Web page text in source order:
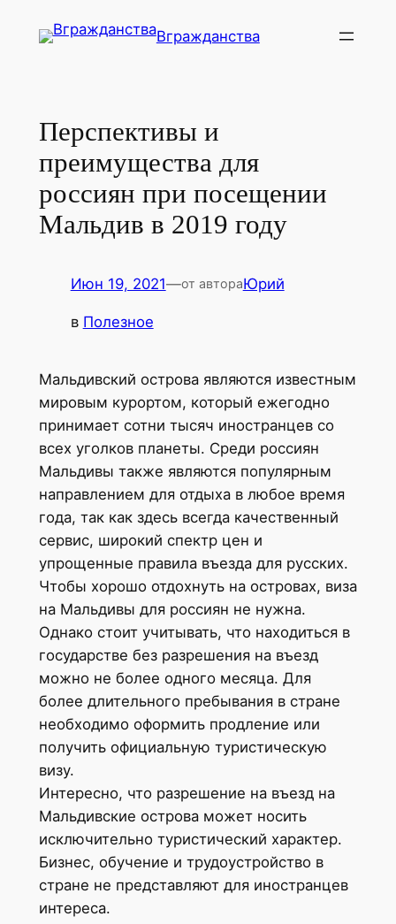
Вгражданства
Перспективы и
преимущества для
россиян при посещении
Мальдив в 2019 году
Июн 19, 2021—от автораЮрий
в Полезное
Мальдивский острова являются известным
мировым курортом, который ежегодно
принимает сотни тысяч иностранцев со
всех уголков планеты. Среди россиян
Мальдивы также являются популярным
направлением для отдыха в любое время
года, так как здесь всегда качественный
сервис, широкий спектр цен и
упрощенные правила въезда для русских.
Чтобы хорошо отдохнуть на островах, виза
на Мальдивы для россиян не нужна.
Однако стоит учитывать, что находиться в
государстве без разрешения на въезд
можно не более одного месяца. Для
более длительного пребывания в стране
необходимо оформить продление или
получить официальную туристическую
визу.
Интересно, что разрешение на въезд на
Мальдивские острова может носить
исключительно туристический характер.
Бизнес, обучение и трудоустройство в
стране не представляют для иностранцев
интереса.